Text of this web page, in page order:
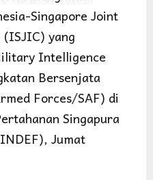
Singapore Joint
yang
Intelligence
Bersenjata
Forces/SAF) di
Singapura
Jumat